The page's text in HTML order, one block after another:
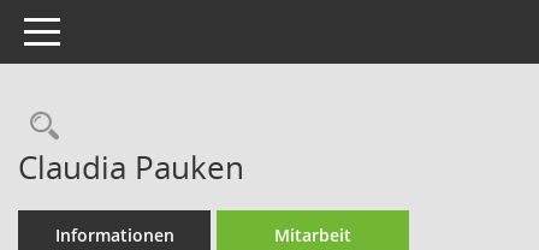
Toggle navigation
Rechercheauswahl
Claudia Pauken
Informationen Mitarbeit